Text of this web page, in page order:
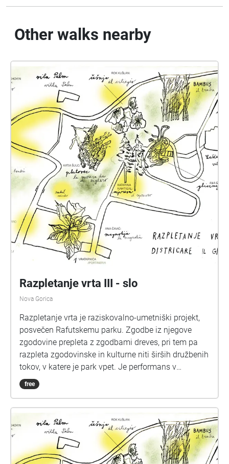
Other walks nearby
Razpletanje vrta III - slo
Nova Gorica
Razpletanje vrta je raziskovalno-umetniški projekt,
posvečen Rafutskemu parku. Zgodbe iz njegove
zgodovine prepleta z zgodbami dreves, pri tem pa
razpleta zgodovinske in kulturne niti širših družbenih
tokov, v katere je park vpet. Je performans v
nastajanju, ki raziskuje postopke skupinskega
uprizarjanja v specifičnem prostoru. Pri tem išče
park razume kot večplastno krajino, v kateri se
srečujejo osebne, kulturne in zgodovinske zgodbe.
Za najboljšo izkušnjo zvočnega sprehoda
priporočamo, da začnete pri zgodbah 1 (vratarnica /
free